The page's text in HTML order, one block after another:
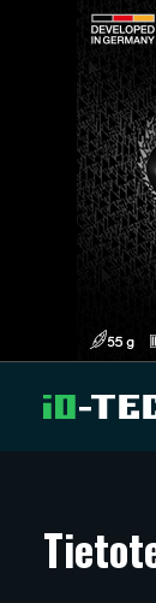
ARTIKKELIT